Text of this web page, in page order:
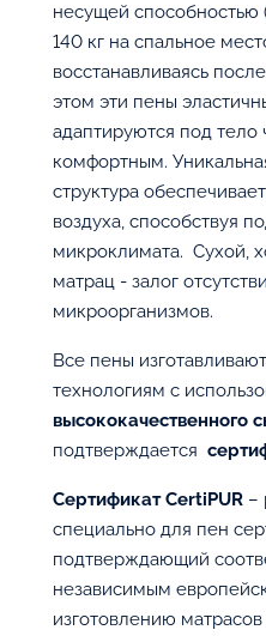
несущей
140 кг на спальное
восстанавливаясь
этом эти пены
адаптируются под тело
комфортным.
структура
воздуха, способствуя
микроклимата. Сухой,
матрац - залог
микроорганизмов.
Все пены
технологиям с
высококачественного
подтверждается
Сертификат CertiPUR –
специально для пен
подтверждающий
независимым
изготовлению